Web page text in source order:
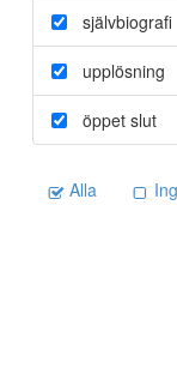
självbiografi
upplösning
öppet slut
Alla